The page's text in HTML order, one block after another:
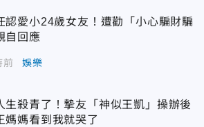
認愛小24歲女友！遭勸「小心騙財騙
自回應
前 娛樂
生殺青了！摯友「神似王凱」操辦後
媽媽看到我就哭了